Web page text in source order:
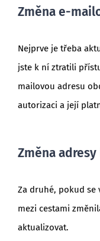
Změna e-
Nejprve je třeba
jste k ní ztratili
mailovou adresu
autorizaci a její
Změna
Za druhé, pokud se
mezi cestami
aktualizovat.